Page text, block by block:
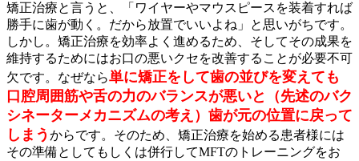
矯正治療と言うと、「ワイヤーやマウスピースを装着すれば
勝手に歯が動く。だから放置でいいよね」と思いがちです。
しかし。矯正治療を効率よく進めるため、そしてその成果を
維持するためにはお口の悪いクセを改善することが必要不可
欠です。なぜなら単に矯正をして歯の並びを変えても
口腔周囲筋や舌の力のバランスが悪いと（先述のバク
シネーターメカニズムの考え）歯が元の位置に戻って
しまう からです。そのため、矯正治療を始める患者様には
その準備としてもしくは併行してMFTのトレーニングをお